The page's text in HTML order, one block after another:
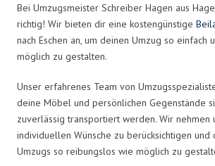
Bei Umzugsmeister Schreiber Hagen aus
richtig! Wir bieten dir eine kostengünstige
nach Eschen an, um deinen Umzug so einfach
möglich zu gestalten.
Unser erfahrenes Team von
deine Möbel und persönlichen Gegenstände
zuverlässig transportiert werden. Wir nehmen
individuellen Wünsche zu berücksichtigen und
Umzugs so reibungslos wie möglich zu